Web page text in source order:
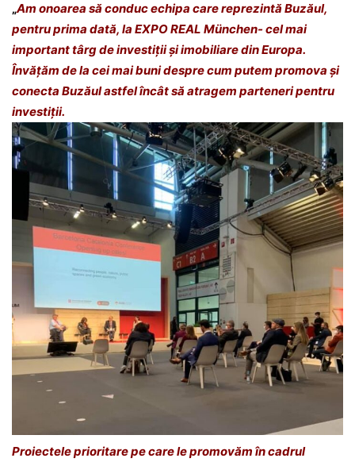
„Am onoarea să conduc echipa care reprezintă Buzăul,
pentru prima dată, la EXPO REAL München- cel mai
important târg de investiții și imobiliare din Europa.
Învățăm de la cei mai buni despre cum putem promova și
conecta Buzăul astfel încât să atragem parteneri pentru
investiții.
Proiectele prioritare pe care le promovăm în cadrul